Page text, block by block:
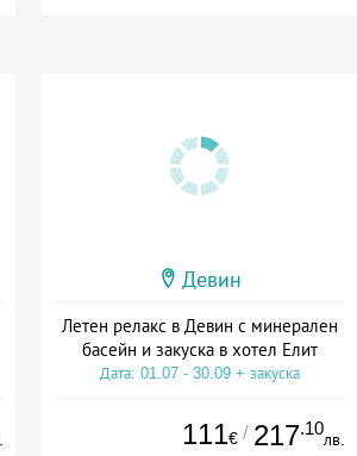
Девин
Летен релакс в Девин с минерален
басейн и закуска в хотел Елит
Дата: 01.07 - 30.09 + закуска
111€ / 217.10
лв.